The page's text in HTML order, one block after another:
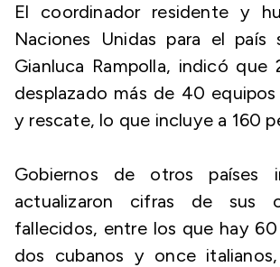
El coordinador residente y
Naciones Unidas para el país
Gianluca Rampolla, indicó que
desplazado más de 40
y rescate, lo que incluye a 160
Gobiernos de otros países
actualizaron cifras de sus
fallecidos, entre los que hay
dos cubanos y once